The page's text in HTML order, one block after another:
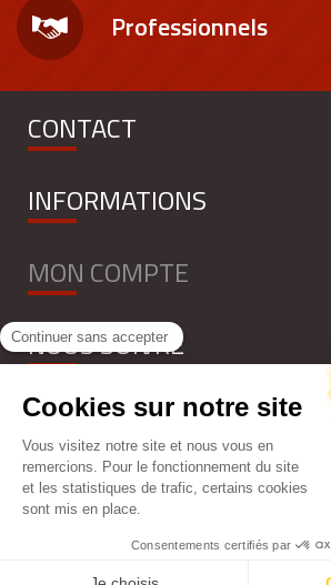
Professionnels
CONTACT
INFORMATIONS
MON COMPTE
NOUS SUIVRE
NEWSLETTER
Tous droits réservés - FIRELESS